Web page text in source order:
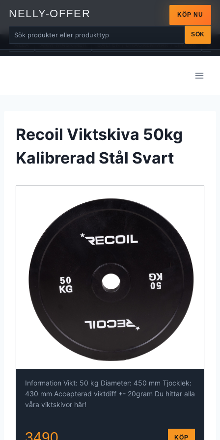
NELLY-OFFER
SÖK
KÖP NU
ALLA ARM-MASKINER BÄLTEN / DRAGREMMAR / LINDOR
Recoil Viktskiva 50kg
Kalibrerad Stål Svart
Information Vikt: 50 kg Diameter: 450 mm Tjocklek:
430 mm Accepterad viktdiff +- 20gram Du hittar alla
våra viktskivor här!
KÖP